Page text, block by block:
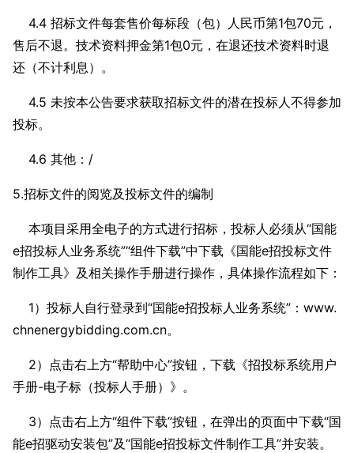
4.4 招标文件每套售价每标段（包）人民币第1包70元，
售后不退。技术资料押金第1包0元，在退还技术资料时退
还（不计利息）。
4.5 未按本公告要求获取招标文件的潜在投标人不得参加
投标。
4.6 其他：/
5.招标文件的阅览及投标文件的编制
本项目采用全电子的方式进行招标，投标人必须从“国能
e招投标人业务系统”“组件下载”中下载《国能e招投标文件
制作工具》及相关操作手册进行操作，具体操作流程如下：
1）投标人自行登录到“国能e招投标人业务系统”：www.
chnenergybidding.com.cn。
2）点击右上方“帮助中心”按钮，下载《招投标系统用户
手册-电子标（投标人手册）》。
3）点击右上方“组件下载”按钮，在弹出的页面中下载“国
能e招驱动安装包”及“国能e招投标文件制作工具”并安装。